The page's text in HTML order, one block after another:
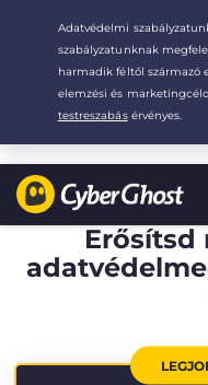
Your choice:The Best
Erősítsd